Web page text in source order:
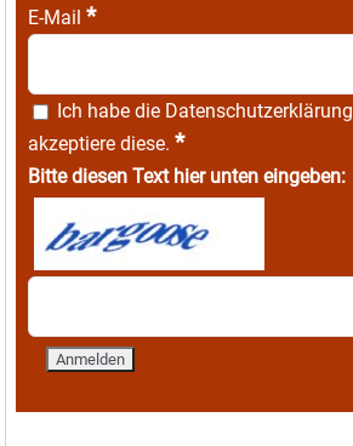
E-Mail *
Ich habe die Datenschutzerklärung
akzeptiere diese. *
Bitte diesen Text hier unten eingeben: